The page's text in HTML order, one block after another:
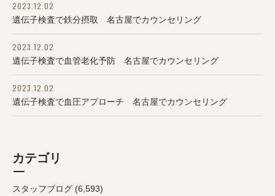
2023.12.02
遺伝子検査で鉄分摂取 名古屋でカウンセリング
2023.12.02
遺伝子検査で血管老化予防 名古屋でカウンセリング
2023.12.02
遺伝子検査で血圧アプローチ 名古屋でカウンセリング
カテゴリ
スタッフブログ (6,593)